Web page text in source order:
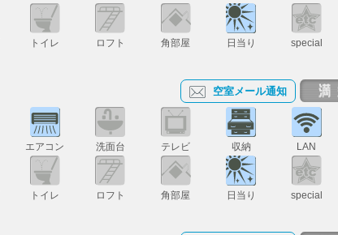
トイレ ロフト 角部屋 日当り special
空室メール通知
エアコン 洗面台 テレビ 収納 LAN
トイレ ロフト 角部屋 日当り special